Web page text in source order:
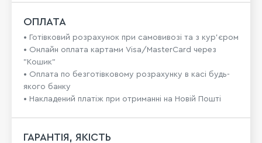
ОПЛАТА
• Готівковий розрахунок при самовивозі та з кур’єром
• Онлайн оплата картами Visa/MasterCard через
"Кошик"
• Оплата по безготівковому розрахунку в касі будь-
якого банку
• Накладений платіж при отриманні на Новій Пошті
ГАРАНТІЯ, ЯКІСТЬ